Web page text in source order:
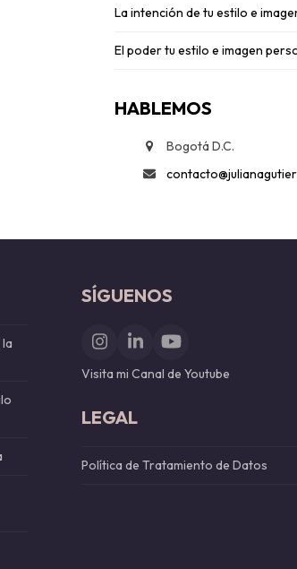
La intención de tu estilo e
El poder tu estilo e imagen
HABLEMOS
Bogotá D.C.
SÍGUENOS
Instagram
LinkedInYouTube
Visita mi Canal de Youtube
LEGAL
Política de Tratamiento de Datos